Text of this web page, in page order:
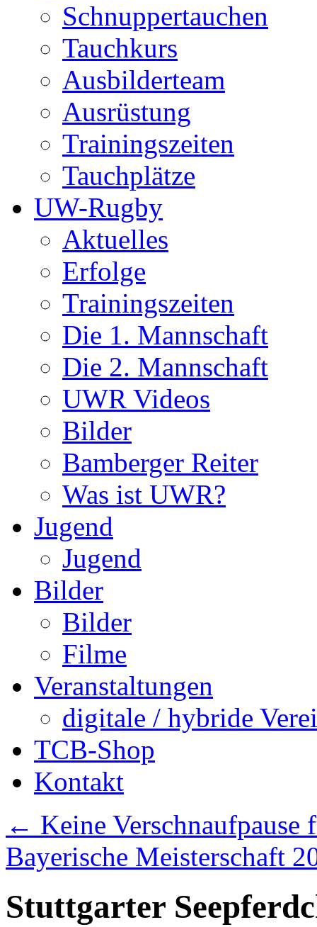
Schnuppertauchen
Tauchkurs
Ausbilderteam
Ausrüstung
Trainingszeiten
Tauchplätze
UW-Rugby
Aktuelles
Erfolge
Trainingszeiten
Die 1. Mannschaft
Die 2. Mannschaft
UWR Videos
Bilder
Bamberger Reiter
Was ist UWR?
Jugend
Jugend
Bilder
Bilder
Filme
Veranstaltungen
digitale / hybride
TCB-Shop
Kontakt
← Keine
Bayerische Meisterschaft
Stuttgarter